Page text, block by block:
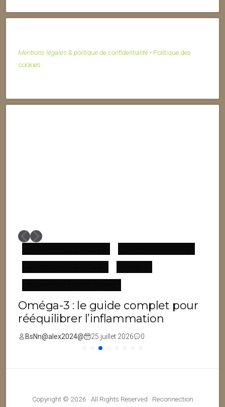
Mentions légales & politique de confidentialité- Politique des
cookies
Oméga-3 : le guide complet pour
rééquilibrer l’inflammation
BsNn@alex2024@ 25 juillet 2026 0
Copyright © 2026 · All Rights Reserved · Reconnection